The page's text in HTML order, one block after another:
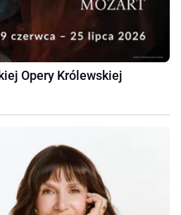
Opery Królewskiej